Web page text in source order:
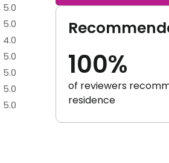
5.0
5.0
4.0
5.0
5.0
5.0
5.0
100%
of reviewers
residence